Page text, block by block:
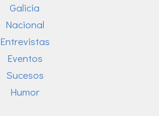
Galicia
Nacional
Entrevistas
Eventos
Sucesos
Humor